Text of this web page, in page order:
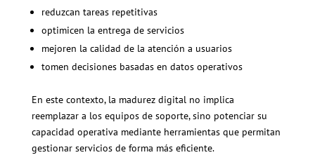
reduzcan tareas repetitivas
optimicen la entrega de servicios
mejoren la calidad de la atención a usuarios
tomen decisiones basadas en datos operativos
En este contexto, la madurez digital no implica
reemplazar a los equipos de soporte, sino potenciar su
capacidad operativa mediante herramientas que permitan
gestionar servicios de forma más eficiente.